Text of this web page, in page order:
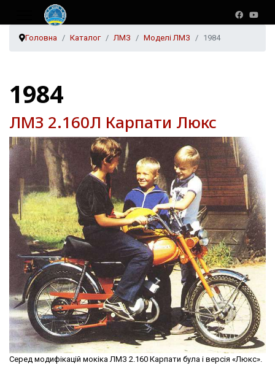
Головна Каталог ЛМЗ Моделі ЛМЗ 1984
1984
ЛМЗ 2.160Л Карпати Люкс
Серед модифікацій мокіка ЛМЗ 2.160 Карпати була і версія «Люкс».